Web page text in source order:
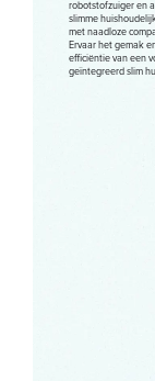
robotstofzuiger en
slimme
met naadloze
Ervaar het gemak
efficiëntie van een
geïntegreerd slim